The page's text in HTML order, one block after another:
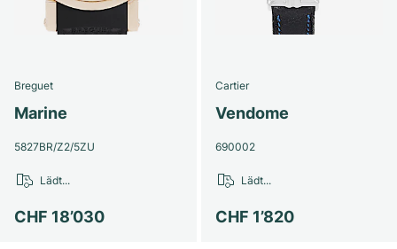
Breguet
Marine
5827BR/Z2/5ZU
CHF 18’030
Lädt...
Cartier
Vendome
690002
CHF 1’820
Lädt...